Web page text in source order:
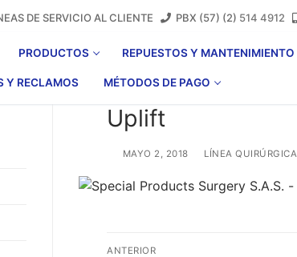
DE SERVICIO AL CLIENTE PBX (57) (2) 514 4912
PRODUCTOS REPUESTOS Y MANTENIMIENTO
Y RECLAMOS MÉTODOS DE PAGO
Uplift
MAYO 2, 2018 LÍNEA QUIRÚRGICA
Navegación
ANTERIOR